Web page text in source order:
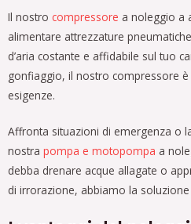
Il nostro compressore a noleggio a
alimentare attrezzature
d’aria costante e affidabile sul tuo
gonfiaggio, il nostro compressore
esigenze.
Affronta situazioni di emergenza o
nostra pompa e motopompa a
debba drenare acque allagate o
di irrorazione, abbiamo la